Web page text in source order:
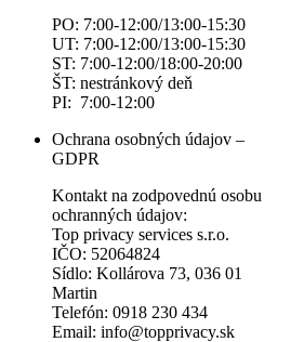
PO: 7:00-12:00/13:00-15:30
UT: 7:00-12:00/13:00-15:30
ST: 7:00-12:00/18:00-20:00
ŠT: nestránkový deň
PI: 7:00-12:00
Ochrana osobných údajov –
GDPR
Kontakt na zodpovednú osobu
ochranných údajov:
Top privacy services s.r.o.
IČO: 52064824
Sídlo: Kollárova 73, 036 01
Martin
Telefón: 0918 230 434
Email: info@topprivacy.sk